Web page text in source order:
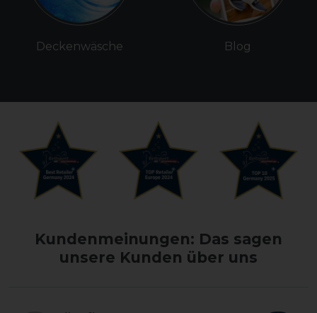
Deckenwäsche Blog
Kundenmeinungen: Das sagen
unsere Kunden über uns